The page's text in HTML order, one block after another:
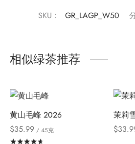
SKU： GR_LAGP_W50
相似绿茶推荐
黄山毛峰 2026
$35.99 / 45克
茉莉
$